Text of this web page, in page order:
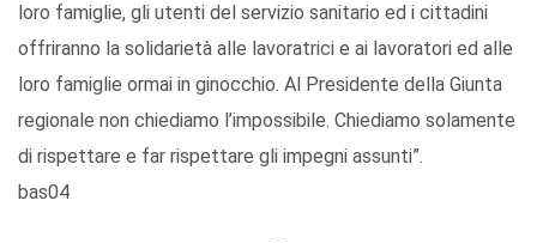
loro famiglie, gli utenti del servizio sanitario ed i cittadini
offriranno la solidarietà alle lavoratrici e ai lavoratori ed alle
loro famiglie ormai in ginocchio. Al Presidente della Giunta
regionale non chiediamo l’impossibile. Chiediamo solamente
di rispettare e far rispettare gli impegni assunti”.
bas04